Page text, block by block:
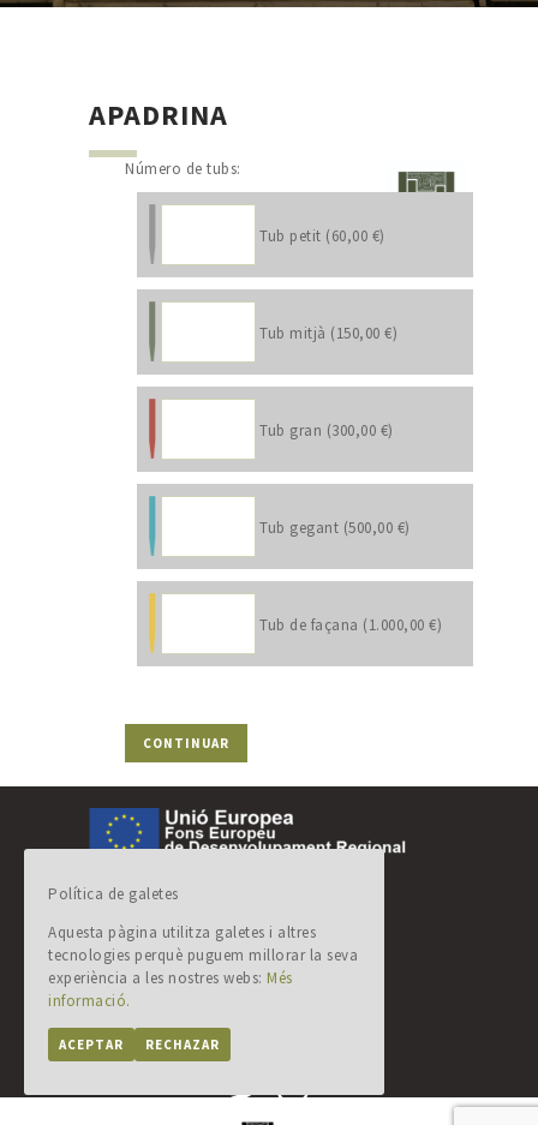
APADRINA
Número de tubs:
Tub petit (60,00 €)
Tub mitjà (150,00 €)
Tub gran (300,00 €)
Tub gegant (500,00 €)
Tub de façana (1.000,00 €)
orguesolsona@gmail.com
AVÍS LEGAL
POLÍTICA DE COOKIES
Política de galetes
Aquesta pàgina utilitza galetes i altres
tecnologies perquè puguem millorar la seva
experiència a les nostres webs: Més
informació.
ACEPTAR RECHAZAR